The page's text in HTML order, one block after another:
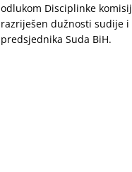
odlukom Disciplinke
razriješen dužnosti sudije i
predsjednika Suda BiH.